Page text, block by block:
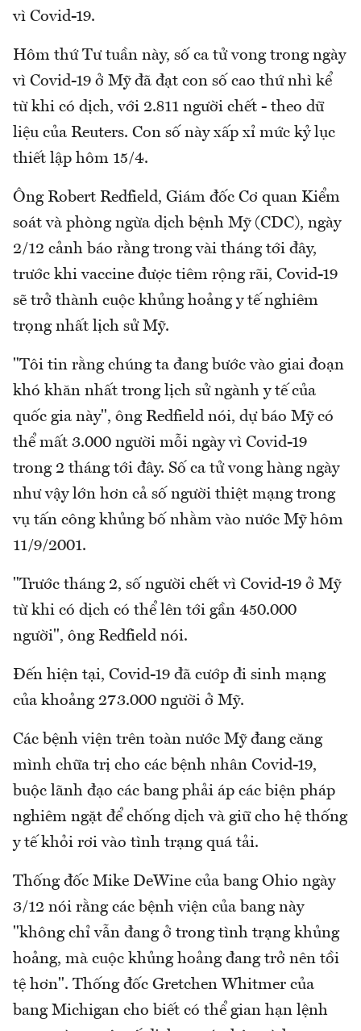
vì Covid-19.
Hôm thứ Tư tuần này, số ca tử vong trong ngày
vì Covid-19 ở Mỹ đã đạt con số cao thứ nhì kể
từ khi có dịch, với 2.811 người chết - theo dữ
liệu của Reuters. Con số này xấp xỉ mức kỷ lục
thiết lập hôm 15/4.
Ông Robert Redfield, Giám đốc Cơ quan Kiểm
soát và phòng ngừa dịch bệnh Mỹ (CDC), ngày
2/12 cảnh báo rằng trong vài tháng tới đây,
trước khi vaccine được tiêm rộng rãi, Covid-19
sẽ trở thành cuộc khủng hoảng y tế nghiêm
trọng nhất lịch sử Mỹ.
"Tôi tin rằng chúng ta đang bước vào giai đoạn
khó khăn nhất trong lịch sử ngành y tế của
quốc gia này", ông Redfield nói, dự báo Mỹ có
thể mất 3.000 người mỗi ngày vì Covid-19
trong 2 tháng tới đây. Số ca tử vong hàng ngày
như vậy lớn hơn cả số người thiệt mạng trong
vụ tấn công khủng bố nhằm vào nước Mỹ hôm
11/9/2001.
"Trước tháng 2, số người chết vì Covid-19 ở Mỹ
từ khi có dịch có thể lên tới gần 450.000
người", ông Redfield nói.
Đến hiện tại, Covid-19 đã cướp đi sinh mạng
của khoảng 273.000 người ở Mỹ.
Các bệnh viện trên toàn nước Mỹ đang căng
mình chữa trị cho các bệnh nhân Covid-19,
buộc lãnh đạo các bang phải áp các biện pháp
nghiêm ngặt để chống dịch và giữ cho hệ thống
y tế khỏi rơi vào tình trạng quá tải.
Thống đốc Mike DeWine của bang Ohio ngày
3/12 nói rằng các bệnh viện của bang này
"không chỉ vẫn đang ở trong tình trạng khủng
hoảng, mà cuộc khủng hoảng đang trở nên tồi
tệ hơn". Thống đốc Gretchen Whitmer của
bang Michigan cho biết có thể gian hạn lệnh